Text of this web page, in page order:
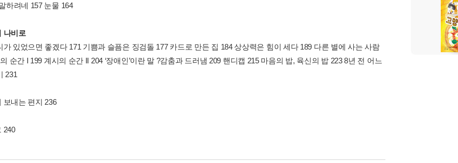
말하려네 157 눈물 164
나비로
가 있었으면 좋겠다 171 기쁨과 슬픔은 징검돌 177 카드로 만든 집 184 상상력은 힘이 세다 189 다른 별에 사는 사람
순간 I 199 계시의 순간 II 204 ‘장애인’이란 말 ?감춤과 드러냄 209 핸디캡 215 마음의 밥, 육신의 밥 223 8년 전 어느
231
보내는 편지 236
240